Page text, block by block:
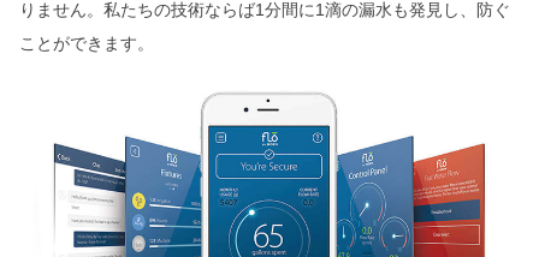
りません。私たちの技術ならば1分間に1滴の漏水も発見し、防ぐ
ことができます。